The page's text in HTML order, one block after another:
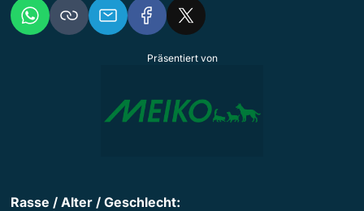
Präsentiert von
Rasse / Alter / Geschlecht: